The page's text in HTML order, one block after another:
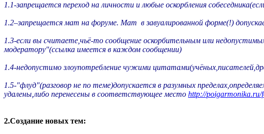
1.1-запрещается переход на личности и любые оскорбления
1.2–запрещается мат на форуме. Мат в завуалированной форме(!)
1.3-если вы считаете,чьё-то сообщение оскорбительным или
модератору"(ссылка имеется в каждом сообщении)
1.4-недопустимо злоупотребление чужими
1.5-"флуд"(разговор не по теме)допускается в разумных
удалены,либо перенесены в соответствующее место http://poigarmonika.ru/
2.Создание новых тем: